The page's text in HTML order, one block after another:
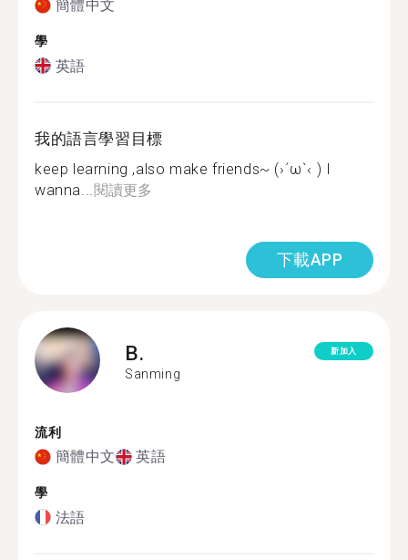
簡體中文
學
英語
我的語言學習目標
keep learning ,also make friends~ (›´ω`‹ ) I
wanna... 閱讀更多
下載APP
B.
Sanming
新加入
流利
簡體中文 英語
學
法語